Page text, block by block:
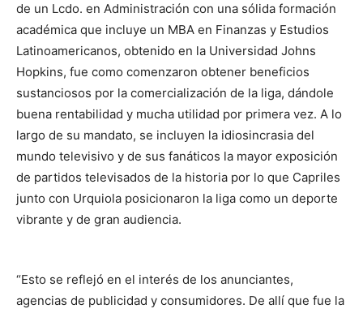
de un Lcdo. en Administración con una sólida formación
académica que incluye un MBA en Finanzas y Estudios
Latinoamericanos, obtenido en la Universidad Johns
Hopkins, fue como comenzaron obtener beneficios
sustanciosos por la comercialización de la liga, dándole
buena rentabilidad y mucha utilidad por primera vez. A lo
largo de su mandato, se incluyen la idiosincrasia del
mundo televisivo y de sus fanáticos la mayor exposición
de partidos televisados de la historia por lo que Capriles
junto con Urquiola posicionaron la liga como un deporte
vibrante y de gran audiencia.
“Esto se reflejó en el interés de los anunciantes,
agencias de publicidad y consumidores. De allí que fue la